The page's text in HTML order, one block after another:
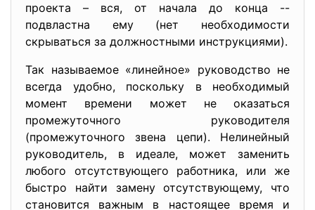
проекта – вся, от начала до конца --
подвластна ему (нет необходимости
скрываться за должностными инструкциями).
Так называемое «линейное» руководство не
всегда удобно, поскольку в необходимый
момент времени может не оказаться
промежуточного руководителя
(промежуточного звена цепи). Нелинейный
руководитель, в идеале, может заменить
любого отсутствующего работника, или же
быстро найти замену отсутствующему, что
становится важным в настоящее время и